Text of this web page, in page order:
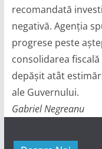
recomandată
negativă. Agenția
progrese peste
consolidarea
depășit atât
ale Guvernului.
Gabriel Negreanu